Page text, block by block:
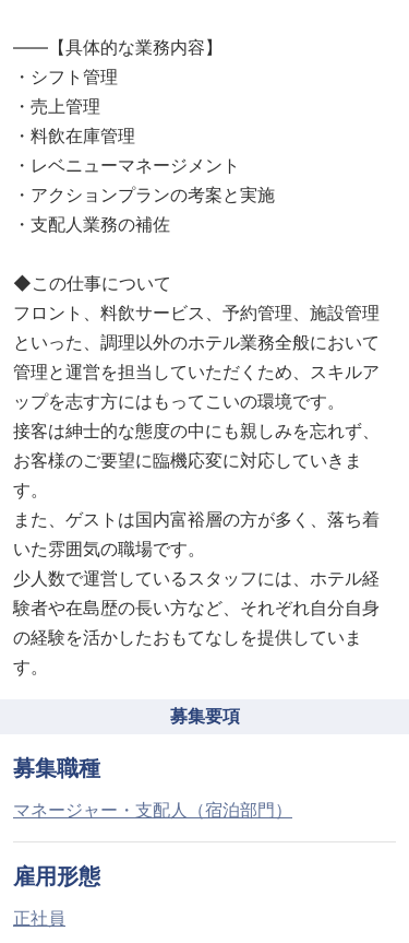
――【具体的な業務内容】
・シフト管理
・売上管理
・料飲在庫管理
・レベニューマネージメント
・アクションプランの考案と実施
・支配人業務の補佐
◆この仕事について
フロント、料飲サービス、予約管理、施設管理
といった、調理以外のホテル業務全般において
管理と運営を担当していただくため、スキルア
ップを志す方にはもってこいの環境です。
接客は紳士的な態度の中にも親しみを忘れず、
お客様のご要望に臨機応変に対応していきま
す。
また、ゲストは国内富裕層の方が多く、落ち着
いた雰囲気の職場です。
少人数で運営しているスタッフには、ホテル経
験者や在島歴の長い方など、それぞれ自分自身
の経験を活かしたおもてなしを提供していま
す。
募集要項
募集職種
マネージャー・支配人（宿泊部門）
雇用形態
正社員